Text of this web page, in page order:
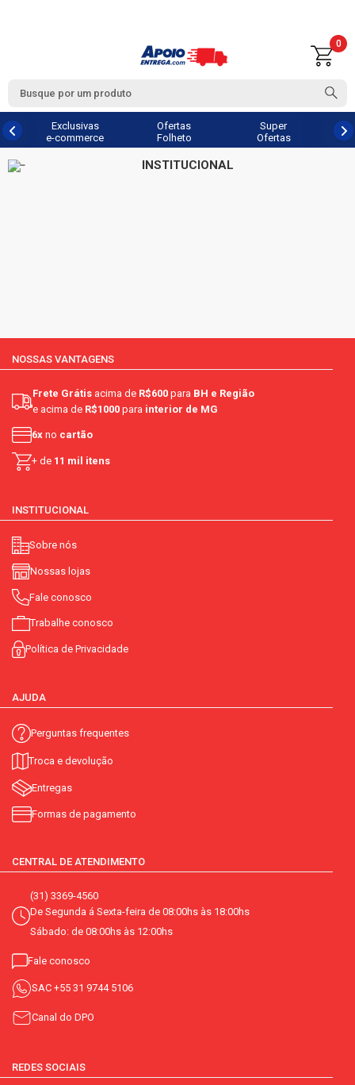
0
Exclusivas
e-commerce
Ofertas
Folheto
Super
Ofertas
INSTITUCIONAL
NOSSAS VANTAGENS
Frete Grátis acima de R$600 para BH e Região
e acima de R$1000 para interior de MG
6x no cartão
+ de 11 mil itens
INSTITUCIONAL
Sobre nós
Nossas lojas
Fale conosco
Trabalhe conosco
Política de Privacidade
AJUDA
Perguntas frequentes
Troca e devolução
Entregas
Formas de pagamento
CENTRAL DE ATENDIMENTO
(31) 3369-4560
De Segunda á Sexta-feira de 08:00hs às 18:00hs
Sábado: de 08:00hs às 12:00hs
Fale conosco
SAC +55 31 9744 5106
Canal do DPO
REDES SOCIAIS